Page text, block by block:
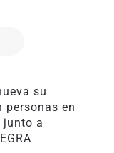
su
personas en
a